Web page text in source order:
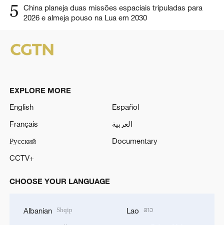
5
China planeja duas missões espaciais tripuladas para
2026 e almeja pouso na Lua em 2030
EXPLORE MORE
English
Español
Français
العربية
Русский
Documentary
CCTV+
CHOOSE YOUR LANGUAGE
Albanian Shqip Lao ລາວ